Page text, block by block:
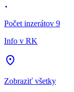
Počet inzerátov 9
Info v RK
Zobraziť všetky